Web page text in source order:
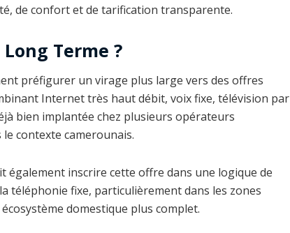
de confort et de tarification transparente.
Terme ?
préfigurer un virage plus large vers des offres
Internet très haut débit, voix fixe, télévision par
bien implantée chez plusieurs opérateurs
contexte camerounais.
également inscrire cette offre dans une logique de
téléphonie fixe, particulièrement dans les zones
domestique plus complet.